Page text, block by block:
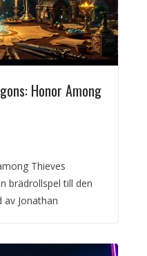
Honor Among
Thieves
brädrollspel till den
av Jonathan